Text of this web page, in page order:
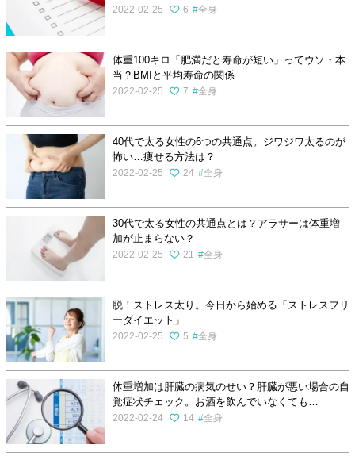
2022-02-25 6 全身
体重100キロ「肥満だと寿命が短い」ってウソ・本
当？BMIと平均寿命の関係
2022-02-25 7 全身
40代で太る女性の6つの共通点。ジワジワ太るのが
怖い…痩せる方法は？
2022-02-25 24 全身
30代で太る女性の共通点とは？アラサーは体重増
加が止まらない？
2022-02-25 21 全身
脱！ストレス太り。今日から始める「ストレスフリ
ーダイエット」
2022-02-25 5 全身
体重増加は肝臓の病気のせい？肝臓が悪い場合の自
覚症状チェック。お酒を飲んでいなくても…
2022-02-24 14 全身